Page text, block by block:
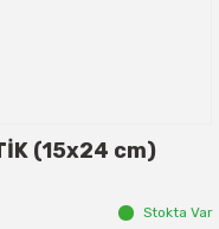
(15x24 cm)
Stokta Var